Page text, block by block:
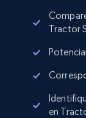
Tractor
en